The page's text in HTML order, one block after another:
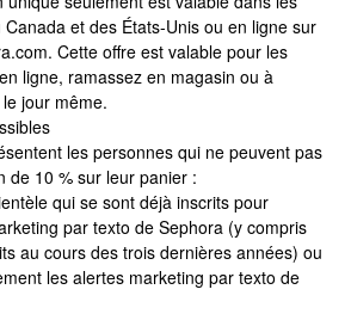
et des États-Unis ou en ligne sur
Cette offre est valable pour les
ligne, ramassez en magasin ou à
le jour même.
les personnes qui ne peuvent pas
de 10 % sur leur panier :
qui se sont déjà inscrits pour
par texto de Sephora (y compris
au cours des trois dernières années) ou
les alertes marketing par texto de